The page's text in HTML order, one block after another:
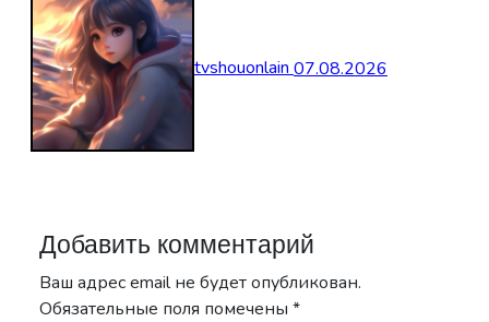
tvshouonlain07.08.2026
Добавить комментарий
Ваш адрес email не будет опубликован.
Обязательные поля помечены *